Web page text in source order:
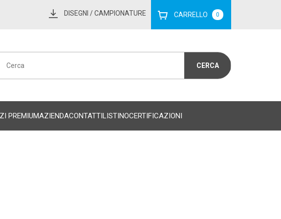
DISEGNI / CAMPIONATURE CARRELLO 0
PREMIUMAZIENDACONTATTILISTINOCERTIFICAZIONI